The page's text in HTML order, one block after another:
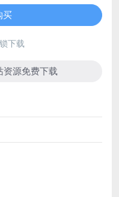
买
下载
资源免费下载